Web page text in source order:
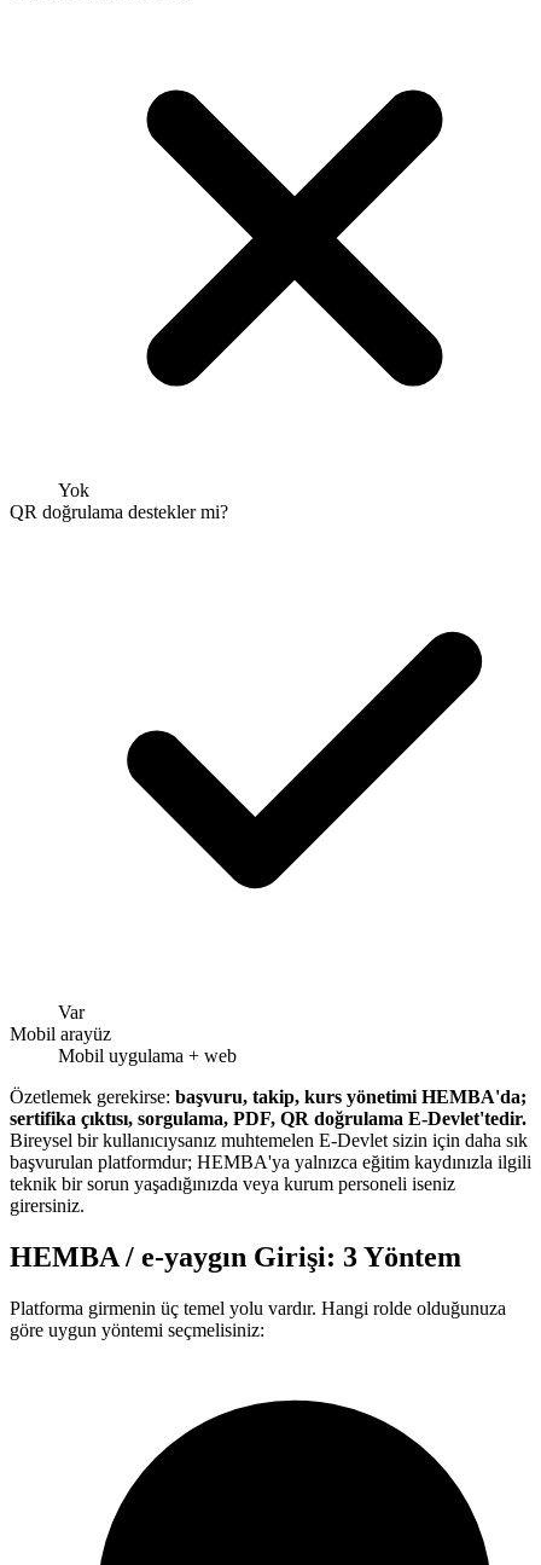
Yok
QR doğrulama destekler mi?
Var
Mobil arayüz
Mobil uygulama + web
Özetlemek gerekirse: başvuru, takip, kurs yönetimi HEMBA'da;
sertifika çıktısı, sorgulama, PDF, QR doğrulama E-Devlet'tedir.
Bireysel bir kullanıcıysanız muhtemelen E-Devlet sizin için daha sık
başvurulan platformdur; HEMBA'ya yalnızca eğitim kaydınızla ilgili
teknik bir sorun yaşadığınızda veya kurum personeli iseniz
girersiniz.
HEMBA / e-yaygın Girişi: 3 Yöntem
Platforma girmenin üç temel yolu vardır. Hangi rolde olduğunuza
göre uygun yöntemi seçmelisiniz: